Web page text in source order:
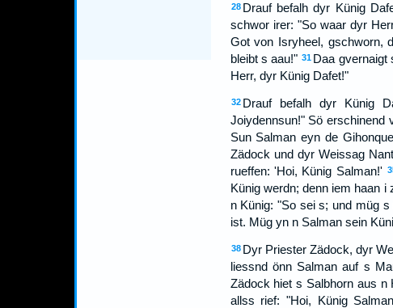
28 Drauf befalh dyr Künig
schwor irer: "So waar dyr
Got von Isryheel, gschworn,
bleibt s aau!" 31 Daa gvernaigt
Herr, dyr Künig Dafet!"
32 Drauf befalh dyr Künig
Joiydennsun!" Sö erschinend
Sun Salman eyn de
Zädock und dyr Weissag
rueffen: 'Hoi, Künig Salman!'
Künig werdn; denn iem haan
n Künig: "So sei s; und müg
ist. Müg yn n Salman sein
38 Dyr Priester Zädock, dyr
liessnd önn Salman auf s
Zädock hiet s Salbhorn aus n
allss rief: "Hoi, Künig